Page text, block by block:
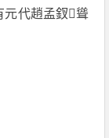
元代趙孟釵聳